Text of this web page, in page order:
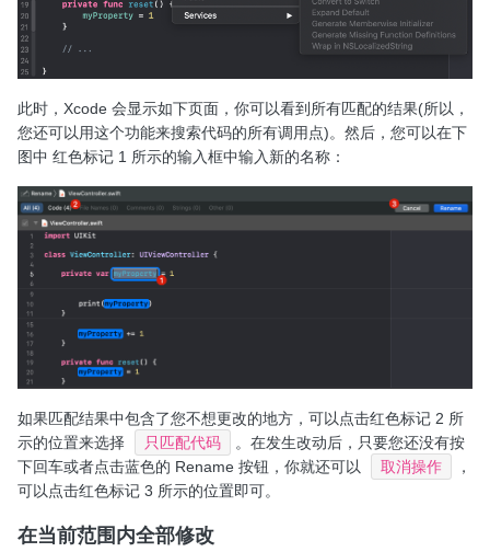
此时，Xcode 会显示如下页面，你可以看到所有匹配的结果(所以，
您还可以用这个功能来搜索代码的所有调用点)。然后，您可以在下
图中 红色标记 1 所示的输入框中输入新的名称：
如果匹配结果中包含了您不想更改的地方，可以点击红色标记 2 所
示的位置来选择
只匹配代码
。在发生改动后，只要您还没有按
下回车或者点击蓝色的 Rename 按钮，你就还可以
取消操作
，
可以点击红色标记 3 所示的位置即可。
在当前范围内全部修改